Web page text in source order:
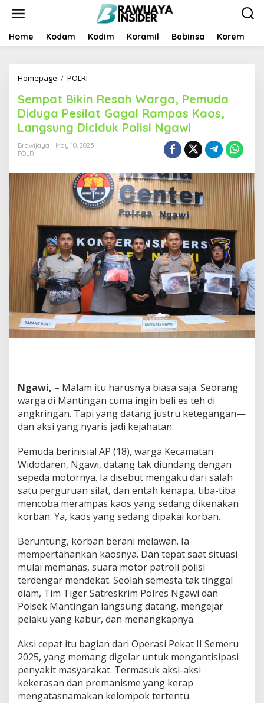
t
Home Kodam Kodim Koramil Babinsa Korem
Homepage / POLRI
m
p
a
t
B
i
n
R
e
s
a
h
W
a
r
g
a
,
P
e
m
i
d
u
g
a
e
s
i
l
a
t
G
g
a
l
R
a
m
p
a
s
a
o
s
,
L
a
Sempat Bikin Resah Warga, Pemuda
Diduga Pesilat Gagal Rampas Kaos,
Langsung Diciduk Polisi Ngawi
Brawijaya
May 10, 2025
POLRI
Ngawi, – Malam itu harusnya biasa saja. Seorang
warga di Mantingan cuma ingin beli es teh di
angkringan. Tapi yang datang justru ketegangan—
dan aksi yang nyaris jadi kejahatan.
Pemuda berinisial AP (18), warga Kecamatan
Widodaren, Ngawi, datang tak diundang dengan
sepeda motornya. Ia disebut mengaku dari salah
satu perguruan silat, dan entah kenapa, tiba-tiba
mencoba merampas kaos yang sedang dikenakan
korban. Ya, kaos yang sedang dipakai korban.
Beruntung, korban berani melawan. Ia
mempertahankan kaosnya. Dan tepat saat situasi
mulai memanas, suara motor patroli polisi
terdengar mendekat. Seolah semesta tak tinggal
diam, Tim Tiger Satreskrim Polres Ngawi dan
Polsek Mantingan langsung datang, mengejar
pelaku yang kabur, dan menangkapnya.
Aksi cepat itu bagian dari Operasi Pekat II Semeru
2025, yang memang digelar untuk mengantisipasi
penyakit masyarakat. Termasuk aksi-aksi
kekerasan dan premanisme yang kerap
mengatasnamakan kelompok tertentu.